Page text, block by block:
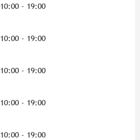
10:00 - 19:00
10:00 - 19:00
10:00 - 19:00
10:00 - 19:00
10:00 - 19:00